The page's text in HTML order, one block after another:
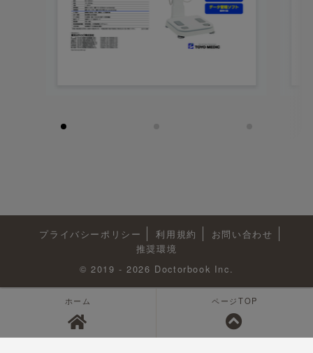
プライバシーポリシー 利用規約
お問い合わせ
推奨環境
© 2019 - 2026 Doctorbook Inc.
ホーム ページTOP